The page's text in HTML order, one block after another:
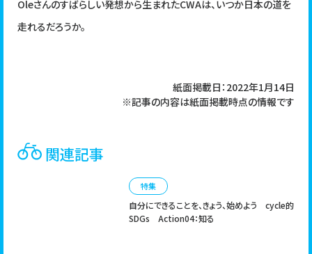
Oleさんのすばらしい発想から生まれたCWAは、いつか日本の道を
走れるだろうか。
紙面掲載日：2022年1月14日
※記事の内容は紙面掲載時点の情報です
関連記事
特集
自分にできることを、きょう、始めよう cycle的
SDGs Action04：知る